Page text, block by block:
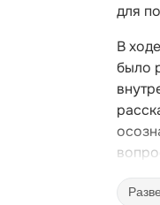
для
В
было